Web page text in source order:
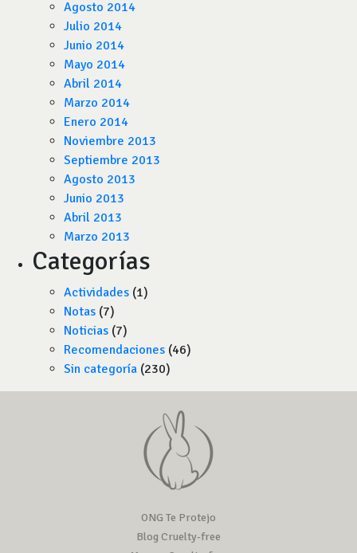
Agosto 2014
Julio 2014
Junio 2014
Mayo 2014
Abril 2014
Marzo 2014
Enero 2014
Noviembre 2013
Septiembre 2013
Agosto 2013
Junio 2013
Abril 2013
Marzo 2013
Categorías
Actividades (1)
Notas (7)
Noticias (7)
Recomendaciones (46)
Sin categoría (230)
ONG Te Protejo
Blog Cruelty-free